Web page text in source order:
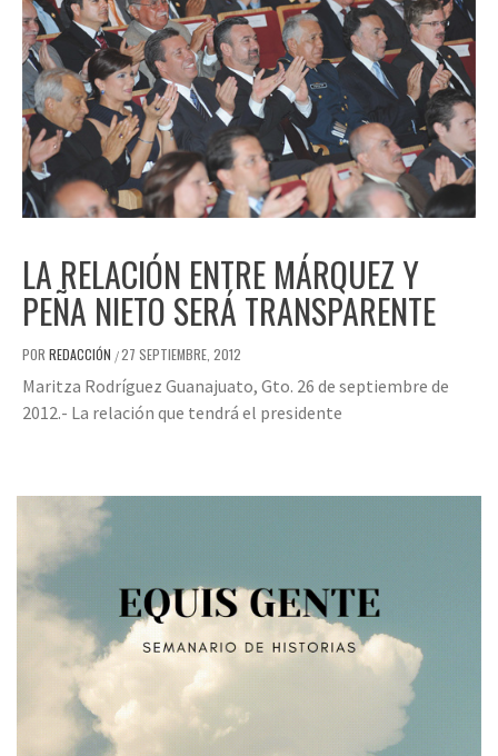
LA RELACIÓN ENTRE MÁRQUEZ Y
PEÑA NIETO SERÁ TRANSPARENTE
POR REDACCIÓN /27 SEPTIEMBRE, 2012
Maritza Rodríguez Guanajuato, Gto. 26 de septiembre de
2012.- La relación que tendrá el presidente